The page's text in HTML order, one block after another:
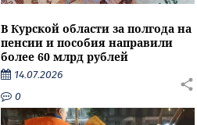
В Курской области за полгода на
пенсии и пособия направили
более 60 млрд рублей
14.07.2026
0